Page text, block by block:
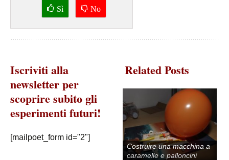
Sì No
Iscriviti alla
newsletter per
scoprire subito gli
esperimenti futuri!
[mailpoet_form id="2"]
Related Posts
Costruire una macchina a
caramelle e palloncini